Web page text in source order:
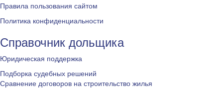
Правила пользования сайтом
Политика конфиденциальности
Справочник дольщика
Юридическая поддержка
Подборка судебных решений
Сравнение договоров на строительство жилья